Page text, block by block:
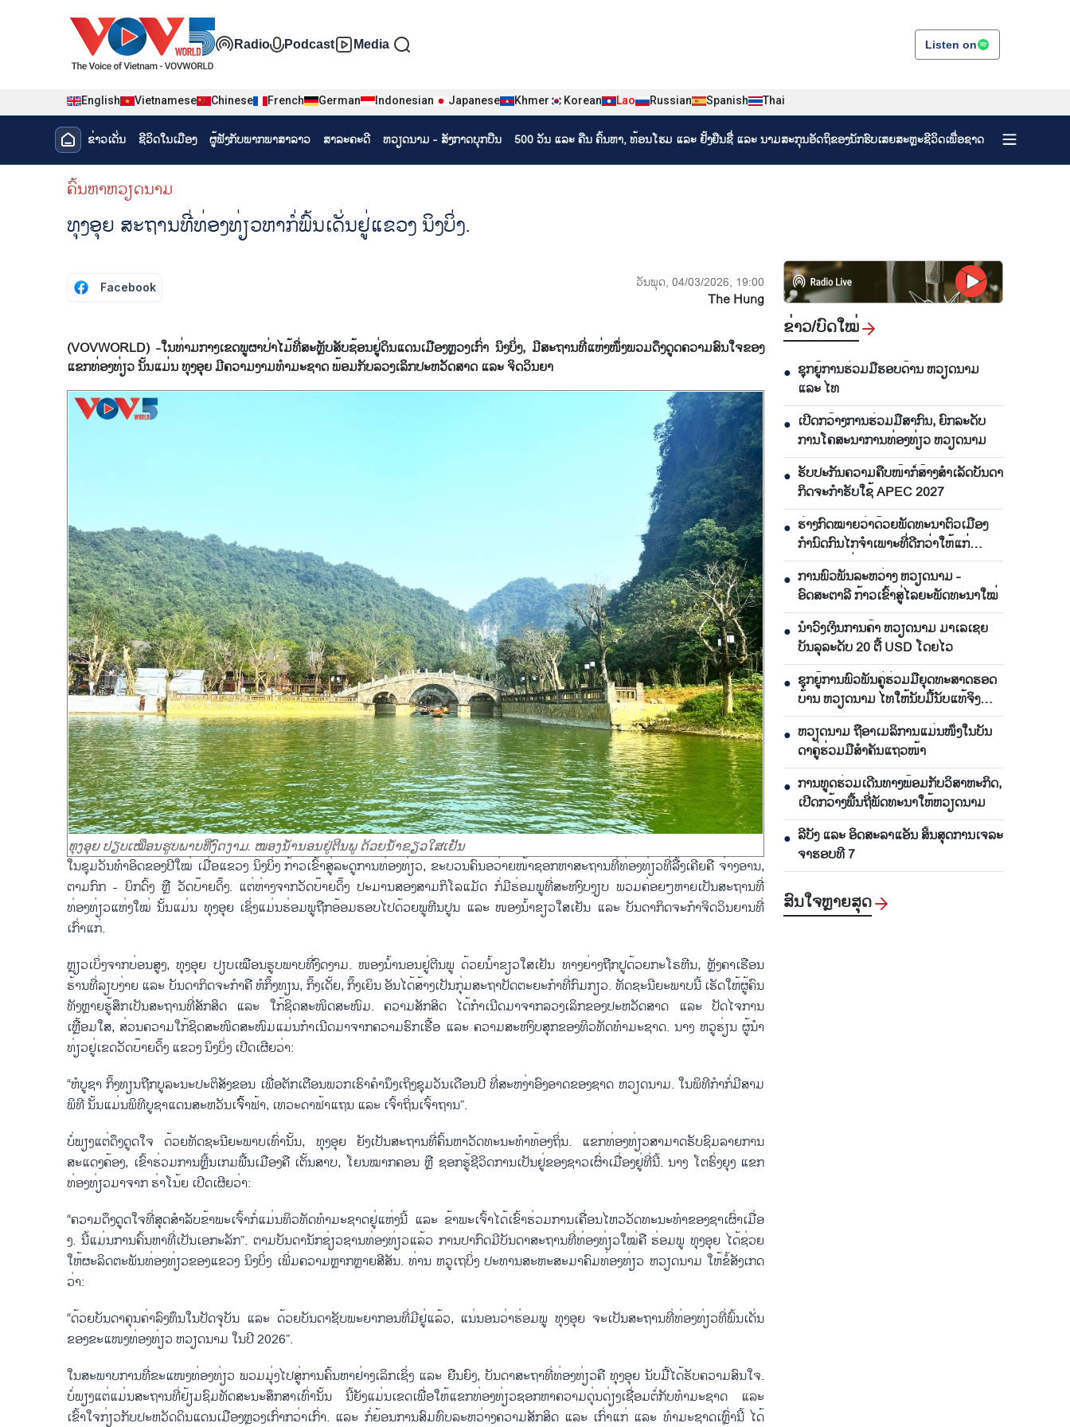
Đa phương tiện tiếng Lào
Radio Podcast Media Listen on
English Vietnamese Chinese French German Indonesian Japanese Khmer Korean Lao Russian Spanish Thai
Menu trang chủ tiếng Lào
ຂ່າວເດັ່ນ ຊີ​ວິດ​ໃນ​ເມືອງ ຜູ້​ຟັງ​ກັບ​ພາກ​ພາ​ສາ​ລາວ ສາລະຄະດີ ຫວຽດ​ນາມ - ສັງ​ກາດ​ບຸກ​ບືນ 500 ວັນ ແລະ ຄືນ ຄົ້ນຫາ, ທ້ອນໂຮມ ແລະ ຢັ້ງຢືນຊື່ ແລະ ນາມສະກຸນອັດຖິຂອງນັກຮົບເສຍສະຫຼະຊີວິດເພື່ອຊາດ
menu phụ tiếng Lào
ຄົ້ນຫາຫວຽດນາມ
ທຸງອຸຍ ສະຖານທີ່ທ່ອງທ່ຽວຫາກໍ່ພົ້ນເດັ່ນຢູ່ແຂວງ ນິງບິ່ງ.
Facebook ວັນພຸດ, 04/03/2026, 19:00
The Hung
(VOVWORLD) -ໃນທ່າມກາງເຂດພູຜາປ່າໄມ້ທີ່ສະຫຼັບສັບຊ້ອນຢູ່ດິນແດນເມືອງຫຼວງເກົ່າ ນິງບິ່ງ, ມີສະຖານທີ່ແຫ່ງໜຶ່ງພວມດຶງດູດຄວາມສົນໃຈຂອງ
ແຂກທ່ອງທ່ຽວ ນັ້ນແມ່ນ ທຸງອຸຍ ມີຄວາມງາມທຳມະຊາດ ພ້ອມກັບລວງເລິກປະຫວັດສາດ ແລະ ຈິດວິນຍາ
ທຸງອຸຍ ປຽບເໝືອນຮູບພາບທີ່ງົດງາມ. ໜອງນ້ຳນອນຢູ່ຕີນພູ ດ້ວຍນ້ຳຂຽວໃສເຢັນ
ໃນຊຸມວັນທຳອິດຂອງປີໃໝ່ ເມື່ອແຂວງ ນິງບິ່ງ ກ້າວເຂົ້າສູ່ລະດູການທ່ອງທ່ຽວ, ຂະບວນຄົນອວ່າຍໜ້າຊອກຫາສະຖານທີ່ທ່ອງທ່ຽວທີ່ລື້ງເຄີຍຄື ຈ່າງອານ,
ຕາມກົກ - ບິກດົ້ງ ຫຼື ວັດບ໊າຍດິ໊ງ. ແຕ່ຫ່າງຈາກວັດບ໊າຍດິ໊ງ ປະມານສອງສາມກິໂລແມັດ ກໍ່ມີຮ່ອມພູທີ່ສະຫງົບງຽບ ພວມຄ່ອຍໆຫາຍເປັນສະຖານທີ່
ທ່ອງທ່ຽວແຫ່ງໃໝ່ ນັ້ນແມ່ນ ທຸງອຸຍ ເຊິ່ງແມ່ນຮ່ອມພູຖືກອ້ອມຮອບໄປດ້ວຍພູຫີນປູນ ແລະ ໜອງນ້ຳຂຽວໃສເຢັນ ແລະ ບັນດາກິດຈະກຳຈິດວິນຍານທີ່
ເກົ່າແກ່.
ຫຼຽວເບິ່ງຈາກບ່ອນສູງ, ທຸງອຸຍ ປຽບເໝືອນຮູບພາບທີ່ງົດງາມ. ໜອງນ້ຳນອນຢູ່ຕີນພູ ດ້ວຍນ້ຳຂຽວໃສເຢັນ ທາງຍ່າງຖືກປູດ້ວຍກະໂຣຫີນ, ຫຼັງຄາເຮືອນ
ຮ້ານທີ່ລຽບງ່າຍ ແລະ ບັນດາກິດຈະກຳຄື ຫໍກິ໊ງທຽນ, ກິ໊ງເດັ້ຍ, ກິ໊ງເຍິນ ອັນໄດ້ສ້າງເປັນກຸ່ມສະຖາປັດຕະຍະກຳທີ່ກົມກຽວ. ທັດຊະນີຍະພາບນີ້ ເຮັດໃຫ້ຜູ້ຄົນ
ທັງຫຼາຍຮູ້ສຶກເປັນສະຖານທີ່ສັກສິດ ແລະ ໃກ້ຊິດສະໜິດສະໜົມ. ຄວາມສັກສິດ ໄດ້ກຳເນີດມາຈາກລວງເລິກຂອງປະຫວັດສາດ ແລະ ປັດໄຈການ
ເຫຼື້ອມໃສ, ສ່ວນຄວາມໃກ້ຊິດສະໜິດສະໜົມແມ່ນກຳເນີດມາຈາກຄວາມຮົກເຮື້ອ ແລະ ຄວາມສະຫງົບສຸກຂອງທິວທັດທຳມະຊາດ. ນາງ ຫວູຮ່ຽນ ຜູ້ນຳ
ທ່ຽວຢູ່ເຂດວັດບ໊າຍດິ໊ງ ແຂວງ ນິງບິ່ງ ເປີດເຜີຍວ່າ:
“ຫໍບູຊາ ກິ໊ງທຽນຖືກບູລະນະປະຕິສັງຂອນ ເພື່ອຕັກເຕືອນພວກເຮົາຄຳນຶງເຖິງຊຸມວັນເດືອນປີ ທີ່ສະຫງ່າອົງອາດຂອງຊາດ ຫວຽດນາມ. ໃນພິທີກຳກໍ່ມີສາມ
ພິທີ ນັ້ນແມ່ນພິທີບູຊາແດນສະຫວັນເຈົ້ົ້າຟ້າ, ເທວະດາຟ້າແຖນ ແລະ ເຈົ້າຖິ່ນເຈົ້າຖານ”.
ບໍ່ພຽງແຕ່ດຶງດູດໃຈ ດ້ວຍທັດຊະນີຍະພາບເທົ່ານັ້ນ, ທຸງອຸຍ ຍັງເປັນສະຖານທີ່ຄົ້ນຫາວັດທະນະທຳທ້ອງຖິ່ນ. ແຂກທ່ອງທ່ຽວສາມາດຮັບຊົມລາຍການ
ສະແດງຄ້ອງ, ເຂົ້າຮ່ວມການຫຼີ້ນເກມພື້ນເມືອງຄື ເຕັ້ນສາບ, ໂຍນໝາກຄອນ ຫຼື ຊອກຮູ້ຊີວິດການເປັນຢູ່ຂອງຊາວເຜົ່າເມື່ອງຢູ່ທີ່ນີ້. ນາງ ໂຕຮົ່ງຍຸງ ແຂກ
ທ່ອງທ່ຽວມາຈາກ ຮ່າໂນ້ຍ ເປີດເຜີຍວ່າ:
“ຄວາມດຶງດູດໃຈທີ່ສຸດສຳລັບຂ້າພະເຈົ້າກໍ່ແມ່ນທິວທັດທຳມະຊາດຢູ່ແຫ່ງນີ້ ແລະ ຂ້າພະເຈົ້າໄດ້ເຂົ້າຮ່ວມການເຄື່ອນໄຫວວັດທະນະທຳຂອງຊາເຜົ່າເມື່ອ
ງ. ນີ້ແມ່ນການຄົ້ນຫາທີ່ເປັນເອກະລັກ”. ຕາມບັນດານັກຊ່ຽວຊານທ່ອງທ່ຽວແລ້ວ ການປາກົດມີບັນດາສະຖານທີ່ທ່ອງທ່ຽວໃໝ່ຄື ຮ່ອມພູ ທຸງອຸຍ ໄດ້ຊ່ວຍ
ໃຫ້ຜະລິດຕະພັນທ່ອງທ່ຽວຂອງແຂວງ ນິງບິ່ງ ເພີ່ມຄວາມຫຼາກຫຼາຍສີສັນ. ທ່ານ ຫວູເຖບິ່ງ ປະທານສະຫະສະມາຄົມທ່ອງທ່ຽວ ຫວຽດນາມ ໃຫ້ຂໍ້ສັງເກດ
ວ່າ:
“ດ້ວຍບັນດາຄຸນຄ່າລົງທຶນໃນປັດຈຸບັນ ແລະ ດ້ວຍບັນດາຊັບພະຍາກອນທີ່ມີຢູ່ແລ້ວ, ແນ່ນອນວ່າຮ່ອມພູ ທຸງອຸຍ ຈະເປັນສະຖານທີ່ທ່ອງທ່ຽວທີ່ພົ້ນເດັ່ນ
ຂອງຂະແໜງທ່ອງທ່ຽວ ຫວຽດນາມ ໃນປີ 2026”.
ໃນສະພາບການທີ່ຂະແໜງທ່ອງທ່ຽວ ພວມມຸ່ງໄປສູ່ການຄົ້ນຫາຢ່າງເລິກເຊິ່ງ ແລະ ຍືນຍົງ, ບັນດາສະຖາທີ່ທ່ອງທ່ຽວຄື ທຸງອຸຍ ນັບມື້ໄດ້ຮັບຄວາມສົນໃຈ.
ບໍ່ພຽງແຕ່ແມ່ນສະຖານທີ່ຢ້ຽມຊົມທັດສະນະສຶກສາເທົ່ານັ້ນ ນີ້ຍັງແມ່ນເຂດເພື່ອໃຫ້ແຂກທ່ອງທ່ຽວຊອກຫາຄວາມດຸ່ນດ່ຽງເຊື່ອມຕໍ່ກັບທຳມະຊາດ ແລະ
ເຂົ້າໃຈກ່ຽວກັບປະຫວັດດິນແດນເມືອງຫຼວງເກົ່າກວ່າເກົ່າ. ແລະ ກໍ່ຍ້ອນການສົມທົບລະຫວ່າງຄວາມສັກສິດ ແລະ ເກົ່າແກ່ ແລະ ທຳມະຊາດເຫຼົ່ານີ້ ໄດ້
ຂ່າວ/ບົດ​ໃໝ່
● ຊຸກຍູ້ການຮ່ວມມືຮອບດ້ານ ຫວຽດນາມ
ແລະ ໄທ
● ເປີດກວ້າງການຮ່ວມມືສາກົນ, ຍົກລະດັບ
ການໂຄສະນາການທ່ອງທ່ຽວ ຫວຽດນາມ
● ຮັບປະກັນຄວາມຄືບໜ້າກໍ່ສ້າງສຳເລັດບັນດາ
ກິດຈະກຳຮັບໃຊ້ APEC 2027
● ຮ່າງກົດໝາຍວ່າດ້ວຍພັດທະນາຕົວເມືອງ
ກຳນົດກົນໄກຈຳເພາະທີ່ດີກວ່າໃຫ້ແກ່
ນະຄອນ ໂຮ່ຈີມິນ
● ການພົວພັນລະຫວ່າງ ຫວຽດນາມ -
ອົດສະຕາລີ ກ້າວເຂົ້າສູ່ໄລຍະພັດທະນາໃໝ່
● ນຳ​ວົງ​ເງິນ​ການ​ຄ້າ ຫວຽດ​ນາມ ມາ​ເລ​ເຊຍ​
ບັນ​ລຸ​ລະ​ດັບ 20 ຕື້ USD ໂດຍ​ໄວ
● ຊຸກ​ຍູ້​ການ​ພົວ​ພັນ​ຄູ່​ຮ່ວມ​ມື​ຍຸດ​ທະ​ສາດ​ຮອດ​
ບ້ານ ຫວຽດ​ນາມ ໄທ​ໃຫ້​ນັບ​ມື້​ນັບ​ແທ້​ຈິງ
ແລະ ມີ​ປະ​ສິດ​ທິ​ຜົນ
● ຫ​ວຽດ​ນາມ ຖື​ອາ​ເມ​ລິ​ການ​ແມ່ນ​ໜຶ່ງ​ໃນ​ບັນ​
ດາ​ຄູ່​ຮ່ວມ​ມື​ສຳ​ຄັນ​ແຖວ​ໜ້າ
● ການ​ທູດ​ຮ່ວມ​ເດີນ​ທາງ​ພ້ອມກັບ​ວິ​ສາ​ຫະ​ກ​ິດ,
ເປີດກວ້າງ​ພື້ນ​ຖີ່​ພັດ​ທະ​ນາ​ໃຫ້​ຫວຽດ​ນາມ
● ລີ​ບັງ ແລະ ອິດ​ສະ​ລາ​ແອັນ ສິ້ນ​ສຸດ​ການ​ເຈ​ລະ​
ຈາ​ຮອບ​ທີ 7
ສົນ​ໃຈ​ຫຼາຍ​ສຸດ